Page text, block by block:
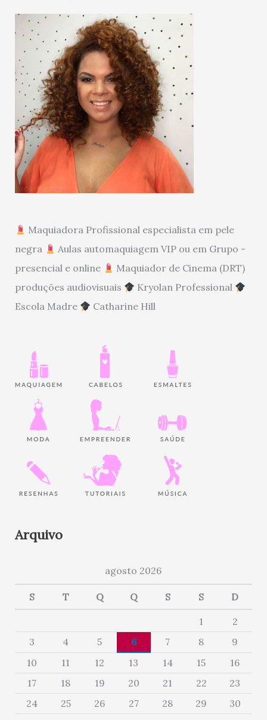
Maquiadora Profissional especialista em pele
negra
Aulas automaquiagem VIP ou em Grupo -
presencial e online
Maquiador de Cinema (DRT)
produções audiovisuais
Kryolan Professional
Escola Madre
Catharine Hill
Arquivo
agosto 2026
S T Q Q S S D
1
2
3
4 5 6 7 8
9
10
11 12 13 14 15
16
17
18 19 20 21 22
23
24
25 26 27 28 29
30